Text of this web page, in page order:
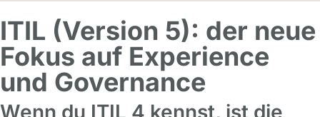
ITIL (Version 5): der neue
Fokus auf Experience
und Governance
Wenn du ITIL 4 kennst, ist die